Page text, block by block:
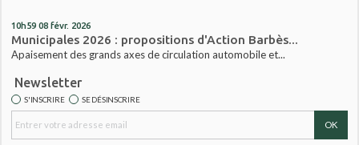
10h59 08 févr. 2026
Municipales 2026 : propositions d'Action Barbès...
Apaisement des grands axes de circulation automobile et...
Newsletter
S'INSCRIRE SE DÉSINSCRIRE